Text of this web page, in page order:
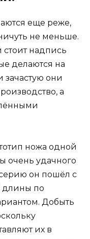
еще реже,
не меньше.
стоит надпись
делаются на
зачастую они
а
ножа одной
очень удачного
он пошёл с
длины по
Добыть
их в